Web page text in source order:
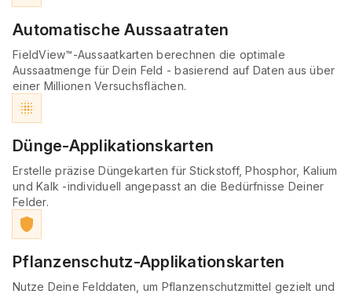
Automatische Aussaatraten
FieldView™-Aussaatkarten berechnen die optimale
Aussaatmenge für Dein Feld - basierend auf Daten aus über
einer Millionen Versuchsflächen.
blur_on
Dünge-Applikationskarten
Erstelle präzise Düngekarten für Stickstoff, Phosphor, Kalium
und Kalk -individuell angepasst an die Bedürfnisse Deiner
Felder.
shield
Pflanzenschutz-Applikationskarten
Nutze Deine Felddaten, um Pflanzenschutzmittel gezielt und